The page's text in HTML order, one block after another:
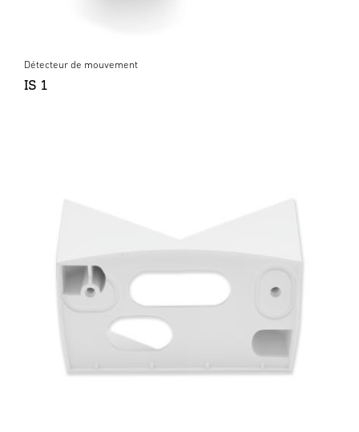
Détecteur de mouvement
IS 1